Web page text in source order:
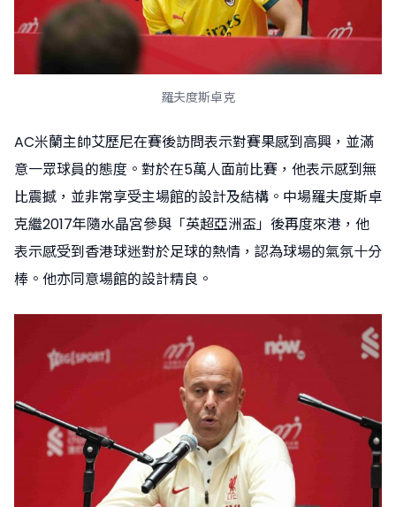
羅夫度斯卓克
AC米蘭主帥艾歷尼在賽後訪問表示對賽果感到高興，並滿
意一眾球員的態度。對於在5萬人面前比賽，他表示感到無
比震撼，並非常享受主場館的設計及結構。中場羅夫度斯卓
克繼2017年隨水晶宮參與「英超亞洲盃」後再度來港，他
表示感受到香港球迷對於足球的熱情，認為球場的氣氛十分
棒。他亦同意場館的設計精良。